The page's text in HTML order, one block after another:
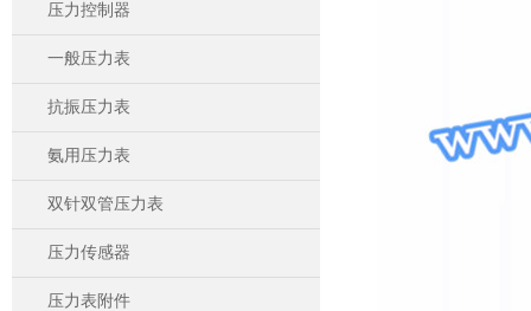
压力控制器
一般压力表
抗振压力表
氨用压力表
双针双管压力表
压力传感器
压力表附件